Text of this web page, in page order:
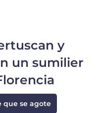
y
un sumilier
que se agote